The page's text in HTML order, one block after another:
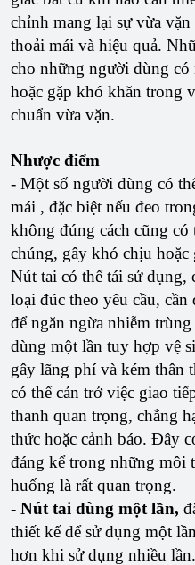
chỉnh mang lại sự vừa
thoải mái và hiệu quả.
cho những người dùng có
hoặc gặp khó khăn trong
chuẩn vừa vặn.
Nhược điểm
- Một số người dùng có
mái , đặc biệt nếu đeo
không đúng cách cũng có
chúng, gây khó chịu
Nút tai có thể tái sử dụng,
loại đúc theo yêu cầu,
để ngăn ngừa nhiễm
dùng một lần tuy hợp vệ
gây lãng phí và kém thân
có thể cản trở việc giao
thanh quan trọng, chẳng
thức hoặc cảnh báo. Đây
đáng kể trong những môi
huống là rất quan trọng.
- Nút tai dùng một lần,
thiết kế để sử dụng một
hơn khi sử dụng nhiều